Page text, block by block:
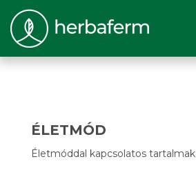
ÉLETMÓD
Életmóddal kapcsolatos tartalmak